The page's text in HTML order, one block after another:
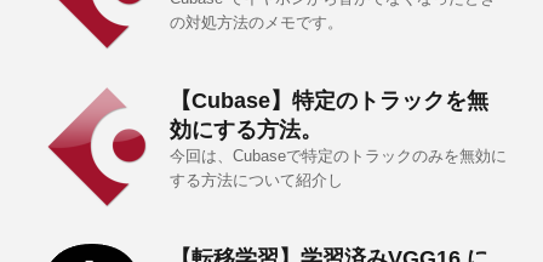
の対処方法のメモです。
【Cubase】特定のトラックを無
効にする方法。
今回は、Cubaseで特定のトラックのみを無効に
する方法について紹介し